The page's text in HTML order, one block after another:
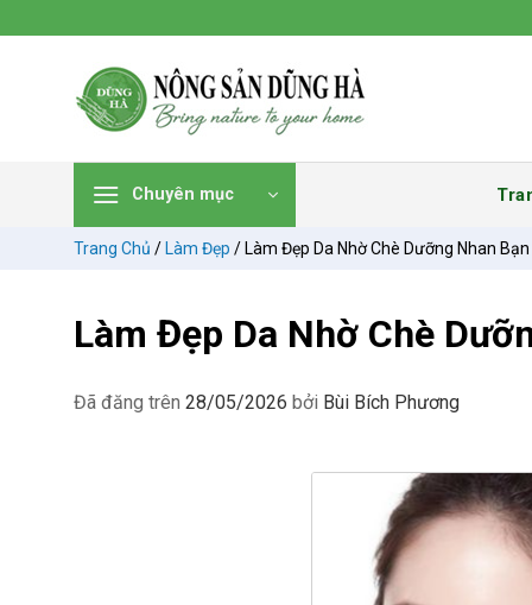
đến
Chuyên mục
Trang Chủ / Làm Đẹp / Làm Đẹp Da Nhờ Chè Dưỡng Nhan
Làm Đẹp Da Nhờ Chè
Đã đăng trên 28/05/2026 bởi Bùi Bích Phương